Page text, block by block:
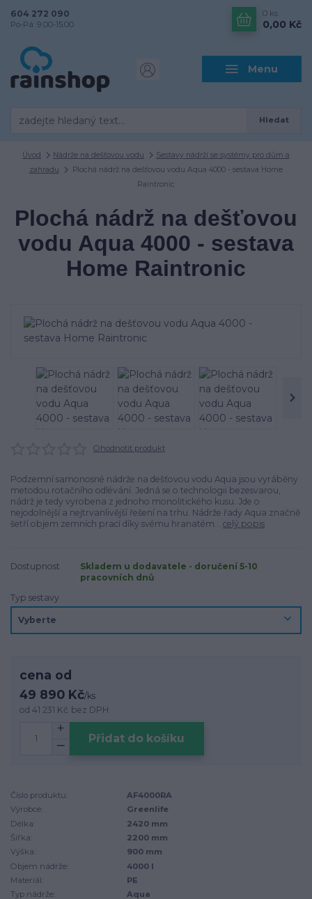
Menu
Hledat
604 272 090
Po-Pá: 9.00-15.00
0 ks
0,00 Kč
Úvod Nádrže na dešťovou vodu
Sestavy nádrží se systémy pro dům a
zahradu
Plochá nádrž na dešťovou vodu Aqua 4000 - sestava Home
Raintronic
Plochá nádrž na dešťovou
vodu Aqua 4000 - sestava
Home Raintronic
Ohodnotit produkt
Podzemní samonosné nádrže na dešťovou vodu Aqua jsou vyráběny
metodou rotačního odlévání. Jedná se o technologii bezesvarou,
nádrž je tedy vyrobena z jednoho monolitického kusu. Jde o
nejodolnější a nejtrvanlivější řešení na trhu. Nádrže řady Aqua značně
šetří objem zemních prací díky svému hranatém... celý popis
Dostupnost
Skladem u dodavatele - doručení 5-10
pracovních dnů
Typ sestavy
cena od
49 890 Kč/ks
od41 231 Kč bez DPH
Přidat do košíku
Číslo produktu:
AF4000RA
Výrobce:
Greenlife
Délka:
2420 mm
Šířka:
2200 mm
Výška:
900 mm
Objem nádrže:
4000 l
Materiál:
PE
Typ nádrže:
Aqua